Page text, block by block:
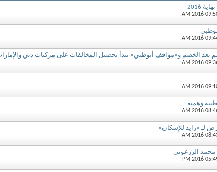
2016
وهمية
محمد الزرعوني